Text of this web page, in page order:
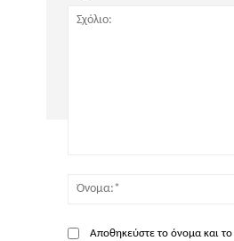
Αποθηκεύστε το όνομα και